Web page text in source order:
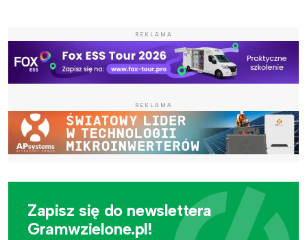
REKLAMA
REKLAMA
Zapisz się do newslettera
Gramwzielone.pl!